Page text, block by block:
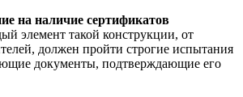
на наличие сертификатов
элемент такой конструкции, от
должен пройти строгие испытания
документы, подтверждающие его